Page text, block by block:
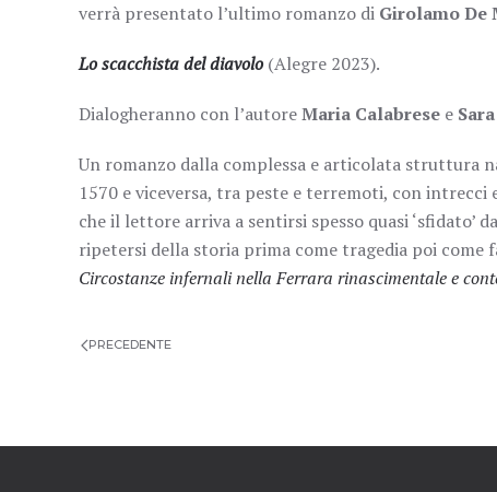
verrà presentato l’ultimo romanzo di Girolamo De
Lo scacchista del diavolo (Alegre 2023).
Dialogheranno con l’autoreMaria Calabrese e
Un romanzo dalla complessa e articolata struttura
1570 e viceversa, tra peste e terremoti, con
che il lettore arriva a sentirsi spesso quasi
ripetersi della storia prima come tragedia poi come
Circostanze infernali nella Ferrara rinascimentale e
PRECEDENTE